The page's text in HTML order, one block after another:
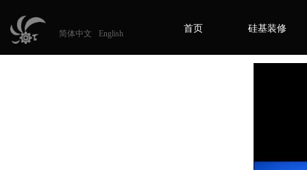
首页 硅基装修
简体中文 English